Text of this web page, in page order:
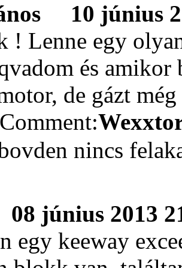
10 június
! Lenne egy
és
de gázt
nincs
08 június 2013
egy keeway